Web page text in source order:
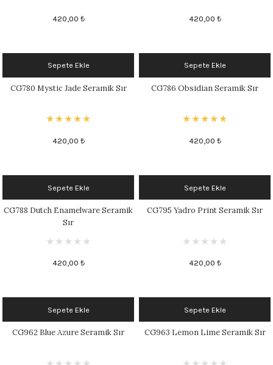
420,00 ₺ 420,00 ₺
Sepete Ekle
CG780 Mystic Jade Seramik Sır
420,00 ₺
Sepete Ekle
CG786 Obsidian Seramik Sır
420,00 ₺
Sepete Ekle
CG788 Dutch Enamelware Seramik
Sır
420,00 ₺
Sepete Ekle
CG795 Yadro Print Seramik Sır
420,00 ₺
Sepete Ekle
CG962 Blue Azure Seramik Sır
Sepete Ekle
CG963 Lemon Lime Seramik Sır